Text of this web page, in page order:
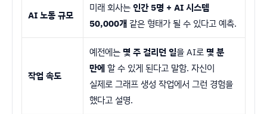
AI 노동 규모
미래 회사는인간 5명 + AI 시스템
50,000개 같은 형태가 될 수 있다고 예측.
작업 속도
예전에는 몇 주 걸리던 일을 AI로 몇 분
만에할 수 있게 된다고 말함. 자신이
실제로 그래프 생성 작업에서 그런 경험을
했다고 설명.